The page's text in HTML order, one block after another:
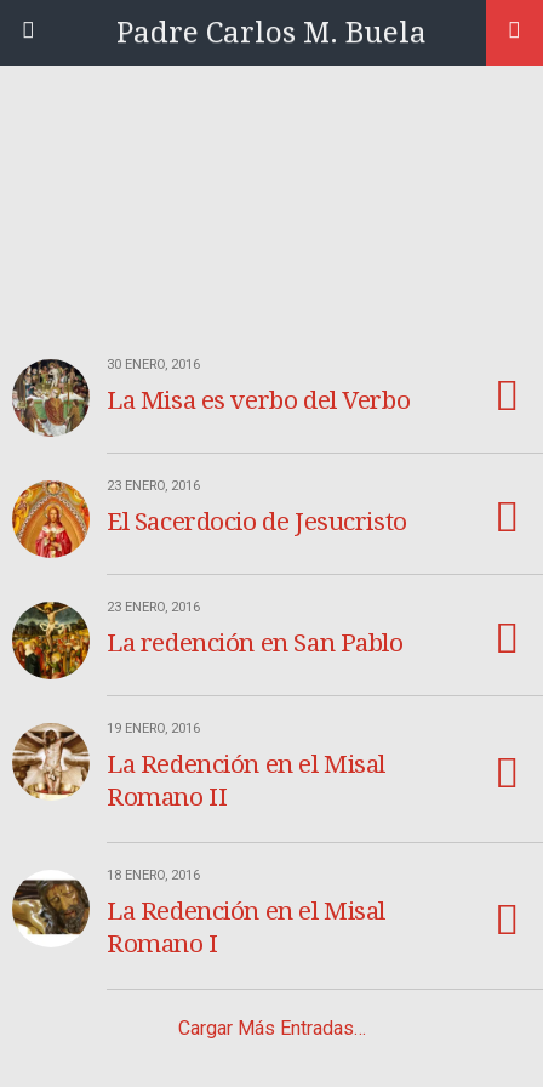
Padre Carlos M. Buela
30 ENERO, 2016
La Misa es verbo del Verbo
23 ENERO, 2016
El Sacerdocio de Jesucristo
23 ENERO, 2016
La redención en San Pablo
19 ENERO, 2016
La Redención en el Misal
Romano II
18 ENERO, 2016
La Redención en el Misal
Romano I
Cargar Más Entradas…